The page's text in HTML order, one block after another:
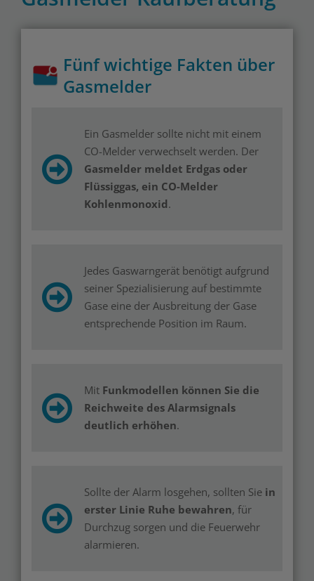
Fünf wichtige Fakten über
Gasmelder
Ein Gasmelder sollte nicht mit einem
CO-Melder verwechselt werden. Der
Gasmelder meldet Erdgas oder
Flüssiggas, ein CO-Melder
Kohlenmonoxid.
Jedes Gaswarngerät benötigt aufgrund
seiner Spezialisierung auf bestimmte
Gase eine der Ausbreitung der Gase
entsprechende Position im Raum.
Mit Funkmodellen können Sie die
Reichweite des Alarmsignals
deutlich erhöhen.
Sollte der Alarm losgehen, sollten Sie in
erster Linie Ruhe bewahren, für
Durchzug sorgen und die Feuerwehr
alarmieren.